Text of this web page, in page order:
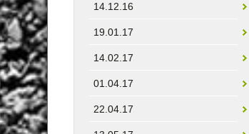
14.12.16
19.01.17
14.02.17
01.04.17
22.04.17